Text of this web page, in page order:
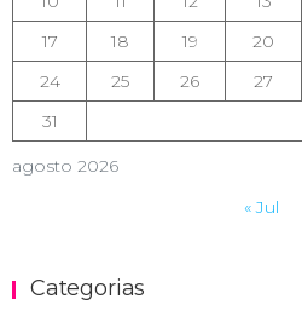
agosto 2026
17
18 19 20
24
25 26 27
31
« Jul
Categorias